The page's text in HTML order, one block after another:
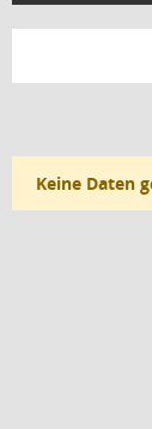
Keine Daten